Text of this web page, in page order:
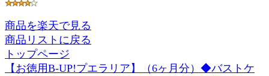
商品を楽天で見る
商品リストに戻る
トップページ
【お徳用B-UP!プエラリア】（6ヶ月分）◆バストケ